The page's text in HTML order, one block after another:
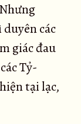
các
giác đau
Tỷ-
tại lạc,